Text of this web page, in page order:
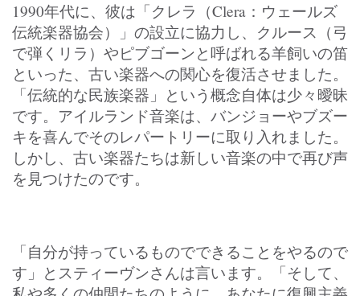
1990年代に、彼は「クレラ（Clera：ウェールズ
伝統楽器協会）」の設立に協力し、クルース（弓
で弾くリラ）やピブゴーンと呼ばれる羊飼いの笛
といった、古い楽器への関心を復活させました。
「伝統的な民族楽器」という概念自体は少々曖昧
です。アイルランド音楽は、バンジョーやブズー
キを喜んでそのレパートリーに取り入れました。
しかし、古い楽器たちは新しい音楽の中で再び声
を見つけたのです。
「自分が持っているものでできることをやるので
す」とスティーヴンさんは言います。「そして、